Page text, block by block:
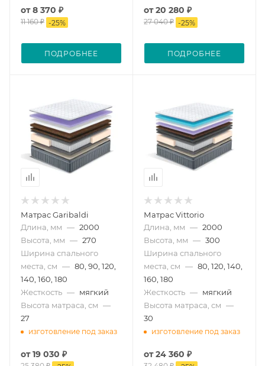
от8 370 ₽
11 160 ₽ -25%
ПОДРОБНЕЕ
от20 280 ₽
27 040 ₽ -25%
ПОДРОБНЕЕ
Матрас Garibaldi
Длина, мм — 2000
Высота, мм — 270
Ширина спального
места, см — 80, 90, 120,
140, 160, 180
Жесткость — мягкий
Высота матраса, см —
27
изготовление под заказ
от19 030 ₽
Матрас Vittorio
Длина, мм — 2000
Высота, мм — 300
Ширина спального
места, см — 80, 120, 140,
160, 180
Жесткость — мягкий
Высота матраса, см —
30
изготовление под заказ
от24 360 ₽